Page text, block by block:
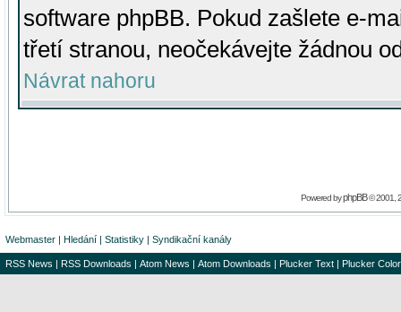
software phpBB. Pokud zašlete e-
třetí stranou, neočekávejte žádnou
Návrat nahoru
Powered byphpBB© 2001,
Webmaster | Hledání | Statistiky | Syndikační kanály
RSS News | RSS Downloads | Atom News | Atom Downloads | Plucker Text | Plucker Color